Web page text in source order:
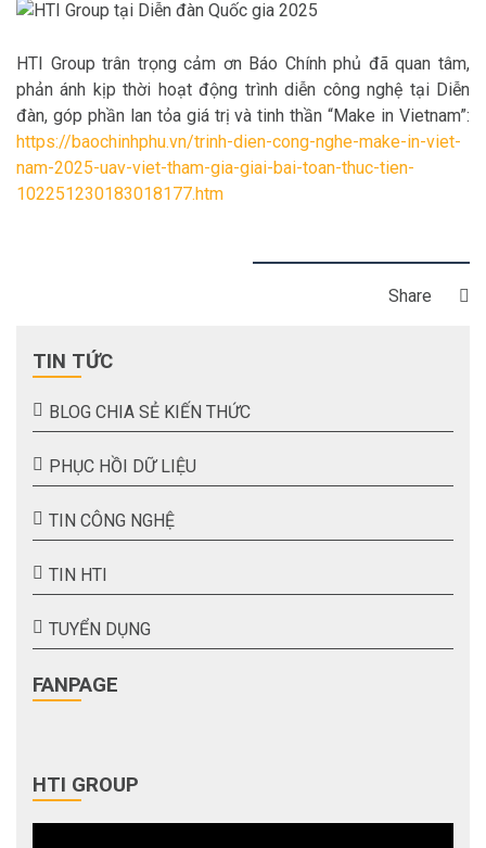
TIN TỨC
BLOG CHIA SẺ KIẾN THỨC
PHỤC HỒI DỮ LIỆU
TIN CÔNG NGHỆ
TIN HTI
TUYỂN DỤNG
FANPAGE
HTI GROUP
HTI Group trân trọng cảm ơn Báo Chính phủ đã quan tâm,
phản ánh kịp thời hoạt động trình diễn công nghệ tại Diễn
đàn, góp phần lan tỏa giá trị và tinh thần “Make in Vietnam”:
https://baochinhphu.vn/trinh-dien-cong-nghe-make-in-viet-
nam-2025-uav-viet-tham-gia-giai-bai-toan-thuc-tien-
102251230183018177.htm
Share